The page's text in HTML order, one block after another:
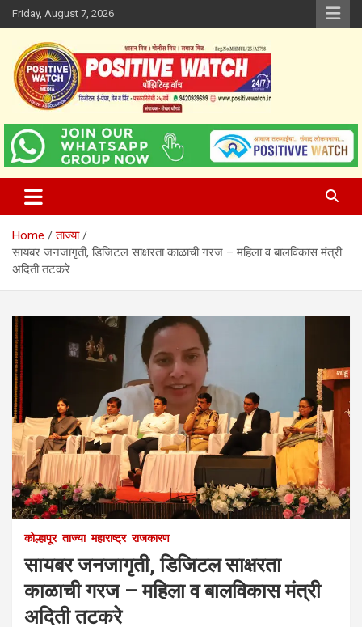
Skip
to
content
Friday, August 7, 2026
Positive Watch
www.positivewatch.in
Home
ताज्या
सायबर जनजागृती, डिजिटल साक्षरता काळाची गरज – महिला व बालविकास मंत्री
अदिती तटकरे
कोल्हापूर ताज्या महाराष्ट्र राजकारण
सायबर जनजागृती, डिजिटल साक्षरता
काळाची गरज – महिला व बालविकास मंत्री
अदिती तटकरे